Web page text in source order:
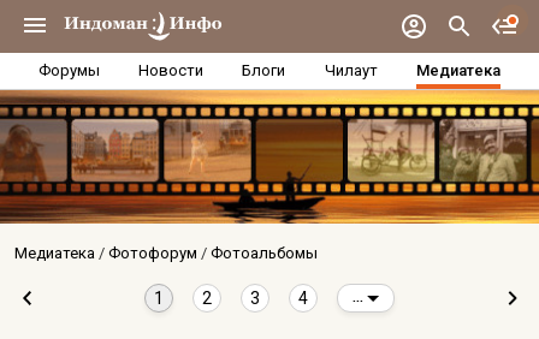
Форумы Новости Блоги Чилаут Медиатека
Медиатека Фотофорум Фотоальбомы
1 2 3 4